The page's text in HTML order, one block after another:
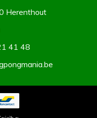
Herenthout
41 48